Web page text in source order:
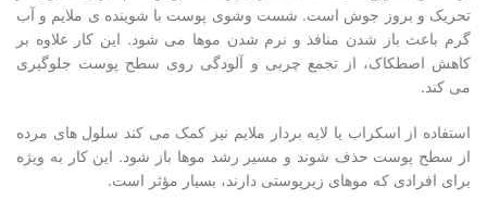
تحریک و بروز جوش است. شست وشوی پوست با شوینده ی ملایم و آب
گرم باعث باز شدن منافذ و نرم شدن موها می شود. این کار علاوه بر
کاهش اصطکاک، از تجمع چربی و آلودگی روی سطح پوست جلوگیری
می کند.
استفاده از اسکراب یا لایه بردار ملایم نیز کمک می کند سلول های مرده
از سطح پوست حذف شوند و مسیر رشد موها باز شود. این کار به ویژه
برای افرادی که موهای زیرپوستی دارند، بسیار مؤثر است.